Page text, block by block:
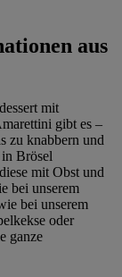
aus
mit
gibt es –
zu knabbern und
Brösel
mit Obst und
bei unserem
bei unserem
oder
ganze